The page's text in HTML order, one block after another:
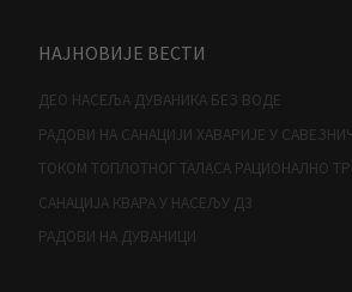
НАЈНОВИЈЕ ВЕСТИ
ДЕО НАСЕЉА ДУВАНИКА БЕЗ ВОДЕ
РАДОВИ НА САНАЦИЈИ ХАВАРИЈЕ У
ТОКОМ ТОПЛОТНОГ ТАЛАСА РАЦИОНАЛНО
САНАЦИЈА КВАРА У НАСЕЉУ Д3
РАДОВИ НА ДУВАНИЦИ